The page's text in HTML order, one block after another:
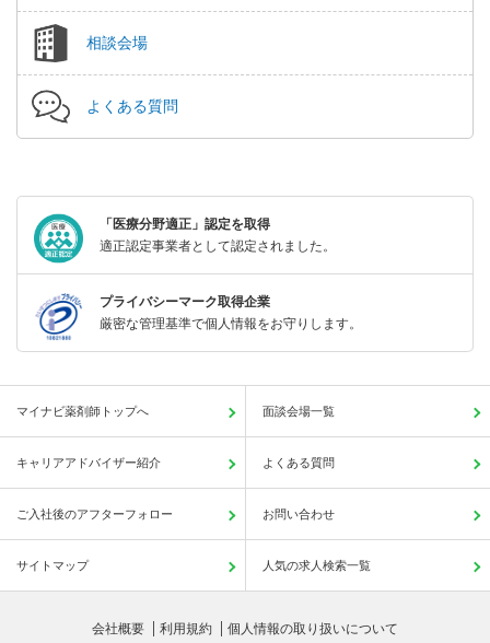
相談会場
よくある質問
「医療分野適正」認定を取得
適正認定事業者として認定されました。
プライバシーマーク取得企業
厳密な管理基準で個人情報をお守りします。
マイナビ薬剤師トップへ 面談会場一覧
キャリアアドバイザー紹介 よくある質問
ご入社後のアフターフォロー お問い合わせ
サイトマップ 人気の求人検索一覧
会社概要 利用規約 個人情報の取り扱いについて